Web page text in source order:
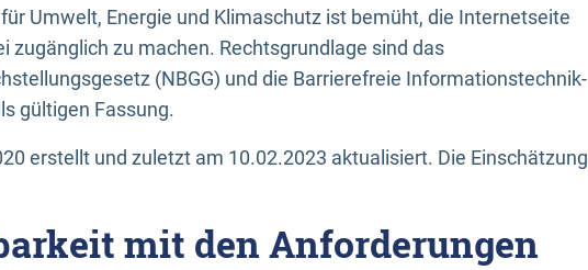
Umwelt, Energie und Klimaschutz ist bemüht, die Internetseite
zugänglich zu machen. Rechtsgrundlage sind das
(NBGG) und die Barrierefreie Informationstechnik-
gültigen Fassung.
erstellt und zuletzt am 10.02.2023 aktualisiert. Die Einschätzung
mit den Anforderungen